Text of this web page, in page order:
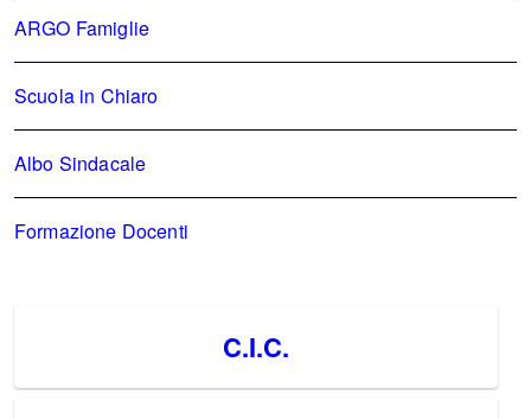
ARGO Famiglie
Scuola in Chiaro
Albo Sindacale
Formazione Docenti
C.I.C.